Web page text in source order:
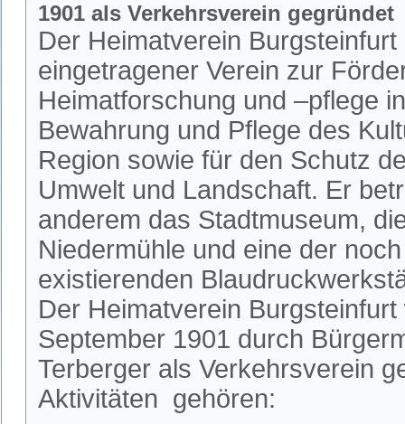
1901 als Verkehrsverein gegründet
Der Heimatverein Burgsteinfurt
eingetragener Verein zur
Heimatforschung und –pflege
Bewahrung und Pflege des
Region sowie für den Schutz
Umwelt und Landschaft. Er
anderem das Stadtmuseum,
Niedermühle und eine der
existierenden
Der Heimatverein
September 1901 durch
Terberger als Verkehrsverein
Aktivitäten gehören: